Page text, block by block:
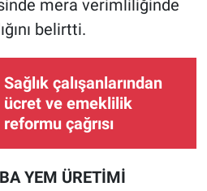
mera verimliliğinde
belirtti.
Sağlık çalışanlarından
ücret ve emeklilik
reformu çağrısı
YEM ÜRETİMİ